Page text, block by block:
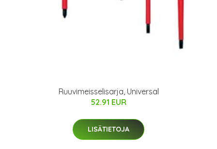
Ruuvimeisselisarja, Universal
52.91 EUR
LISÄTIETOJA